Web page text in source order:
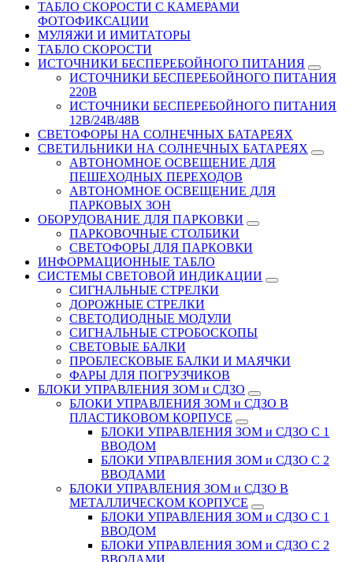
ТАБЛО СКОРОСТИ С КАМЕРАМИ
ФОТОФИКСАЦИИ
МУЛЯЖИ И ИМИТАТОРЫ
ТАБЛО СКОРОСТИ
ИСТОЧНИКИ БЕСПЕРЕБОЙНОГО ПИТАНИЯ
ИСТОЧНИКИ БЕСПЕРЕБОЙНОГО ПИТАНИЯ
220В
ИСТОЧНИКИ БЕСПЕРЕБОЙНОГО ПИТАНИЯ
12В/24В/48В
СВЕТОФОРЫ НА СОЛНЕЧНЫХ БАТАРЕЯХ
СВЕТИЛЬНИКИ НА СОЛНЕЧНЫХ БАТАРЕЯХ
АВТОНОМНОЕ ОСВЕЩЕНИЕ ДЛЯ
ПЕШЕХОДНЫХ ПЕРЕХОДОВ
АВТОНОМНОЕ ОСВЕЩЕНИЕ ДЛЯ
ПАРКОВЫХ ЗОН
ОБОРУДОВАНИЕ ДЛЯ ПАРКОВКИ
ПАРКОВОЧНЫЕ СТОЛБИКИ
СВЕТОФОРЫ ДЛЯ ПАРКОВКИ
ИНФОРМАЦИОННЫЕ ТАБЛО
CИСТЕМЫ СВЕТОВОЙ ИНДИКАЦИИ
СИГНАЛЬНЫЕ СТРЕЛКИ
ДОРОЖНЫЕ СТРЕЛКИ
СВЕТОДИОДНЫЕ МОДУЛИ
СИГНАЛЬНЫЕ СТРОБОСКОПЫ
СВЕТОВЫЕ БАЛКИ
ПРОБЛЕСКОВЫЕ БАЛКИ И МАЯЧКИ
ФАРЫ ДЛЯ ПОГРУЗЧИКОВ
БЛОКИ УПРАВЛЕНИЯ ЗОМ и СДЗО
БЛОКИ УПРАВЛЕНИЯ ЗОМ и СДЗО В
ПЛАСТИКОВОМ КОРПУСЕ
БЛОКИ УПРАВЛЕНИЯ ЗОМ и СДЗО С 1
ВВОДОМ
БЛОКИ УПРАВЛЕНИЯ ЗОМ и СДЗО С 2
ВВОДАМИ
БЛОКИ УПРАВЛЕНИЯ ЗОМ и СДЗО В
МЕТАЛЛИЧЕСКОМ КОРПУСЕ
БЛОКИ УПРАВЛЕНИЯ ЗОМ и СДЗО С 1
ВВОДОМ
БЛОКИ УПРАВЛЕНИЯ ЗОМ и СДЗО С 2
ВВОДАМИ